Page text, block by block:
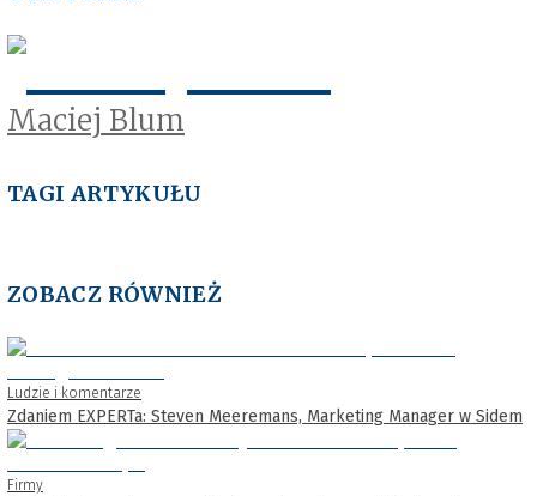
Maciej Blum
TAGI ARTYKUŁU
ZOBACZ RÓWNIEŻ
Ludzie i komentarze
Zdaniem EXPERTa: Steven Meeremans, Marketing Manager w Sidem
Firmy